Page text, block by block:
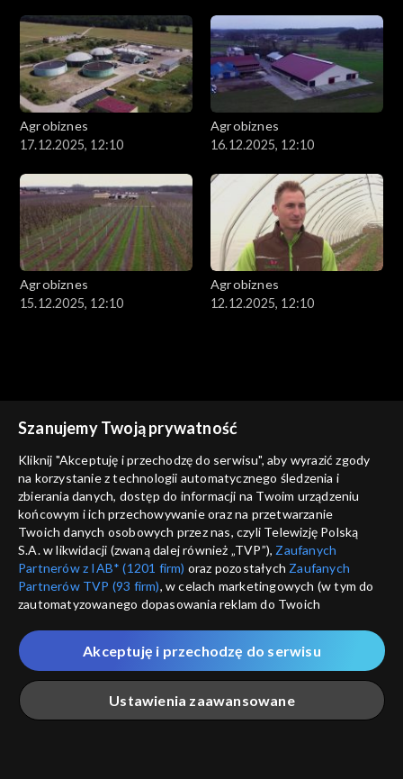
Agrobiznes
17.12.2025, 12:10
Agrobiznes
16.12.2025, 12:10
Agrobiznes
15.12.2025, 12:10
Agrobiznes
12.12.2025, 12:10
11.12.2025, 12:10
10.12.2025, 12:10
Agrobiznes
Agrobiznes
Szanujemy Twoją prywatność
Kliknij "Akceptuję i przechodzę do serwisu", aby wyrazić zgody
na korzystanie z technologii automatycznego śledzenia i
zbierania danych, dostęp do informacji na Twoim urządzeniu
końcowym i ich przechowywanie oraz na przetwarzanie
Twoich danych osobowych przez nas, czyli Telewizję Polską
S.A. w likwidacji (zwaną dalej również „TVP”), Zaufanych
Partnerów z IAB* (1201 firm) oraz pozostałych Zaufanych
Partnerów TVP (93 firm), w celach marketingowych (w tym do
zautomatyzowanego dopasowania reklam do Twoich
które wskazujemy poniżej, a także zgody na udostępnianie
przez nas identyfikatora PPID do Google.
Twoje dane osobowe zbierane podczas odwiedzania przez
Ciebie naszych
poszczególnych serwisówzwanych dalej
„Portalem”, w tym informacje zapisywane za pomocą
Ustawienia zaawansowane
Akceptuję i przechodzę do serwisu